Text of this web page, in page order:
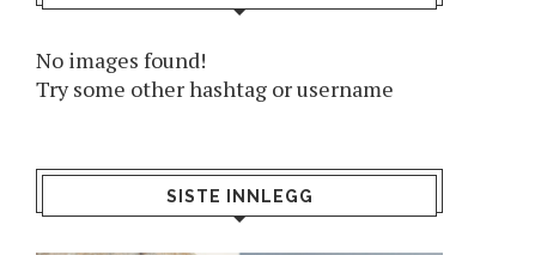
No images found!
Try some other hashtag or username
SISTE INNLEGG